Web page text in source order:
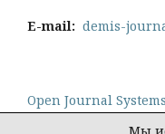
E-mail: demis-
Open Journal Systems